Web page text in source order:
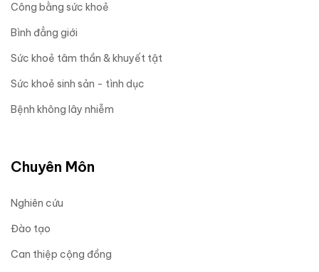
Công bằng sức khoẻ
Bình đẳng giới
Sức khoẻ tâm thần & khuyết tật
Sức khoẻ sinh sản - tình dục
Bệnh không lây nhiễm
Chuyên Môn
Nghiên cứu
Đào tạo
Can thiệp cộng đồng